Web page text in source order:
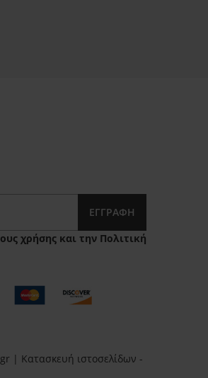
ΕΓΓΡΑΦΉ
χρήσης και την Πολιτική
| Κατασκευή ιστοσελίδων -